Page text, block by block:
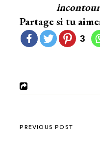
Partage si tu
3
PREVIOUS POST